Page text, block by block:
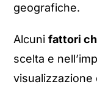
geografiche.
Alcunifattori
scelta e